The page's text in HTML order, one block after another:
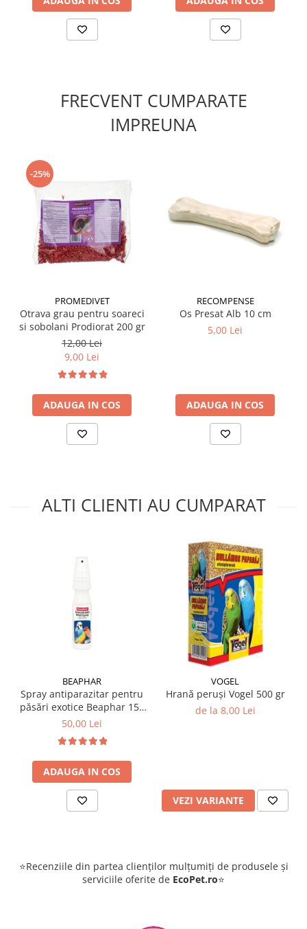
FRECVENT CUMPARATE
IMPREUNA
-25%
PROMEDIVET
Otrava grau pentru soareci
si sobolani Prodiorat 200 gr
12,00 Lei
9,00 Lei
ADAUGA IN COS
RECOMPENSE
Os Presat Alb 10 cm
5,00 Lei
ADAUGA IN COS
ALTI CLIENTI AU CUMPARAT
BEAPHAR
Spray antiparazitar pentru
păsări exotice Beaphar 150
ml
50,00 Lei
ADAUGA IN COS
VOGEL
Hrană peruși Vogel 500 gr
de la 8,00 Lei
VEZI VARIANTE
⭐Recenziile din partea clienților mulțumiți de produsele și
serviciile oferite de EcoPet.ro⭐